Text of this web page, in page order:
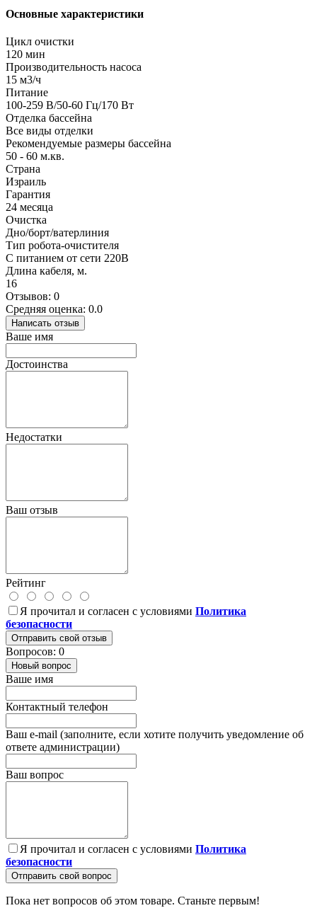
Основные характеристики
Цикл очистки
120 мин
Производительность насоса
15 м3/ч
Питание
100-259 В/50-60 Гц/170 Вт
Отделка бассейна
Все виды отделки
Рекомендуемые размеры бассейна
50 - 60 м.кв.
Страна
Израиль
Гарантия
24 месяца
Очистка
Дно/борт/ватерлиния
Тип робота-очистителя
С питанием от сети 220В
Длина кабеля, м.
16
Отзывов: 0
Средняя оценка: 0.0
Написать отзыв
Ваше имя
Достоинства
Недостатки
Ваш отзыв
Рейтинг
Я прочитал и согласен с условиями Политика
безопасности
Отправить свой отзыв
Вопросов: 0
Новый вопрос
Ваше имя
Контактный телефон
Ваш e-mail (заполните, если хотите получить уведомление об
ответе администрации)
Ваш вопрос
Я прочитал и согласен с условиями Политика
безопасности
Отправить свой вопрос
Пока нет вопросов об этом товаре. Станьте первым!